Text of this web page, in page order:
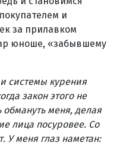
и
за прилавком
юноше, «забывшему
системы курения
закон этого не
меня, делая
лица посуровее. Со
У меня глаз наметан: